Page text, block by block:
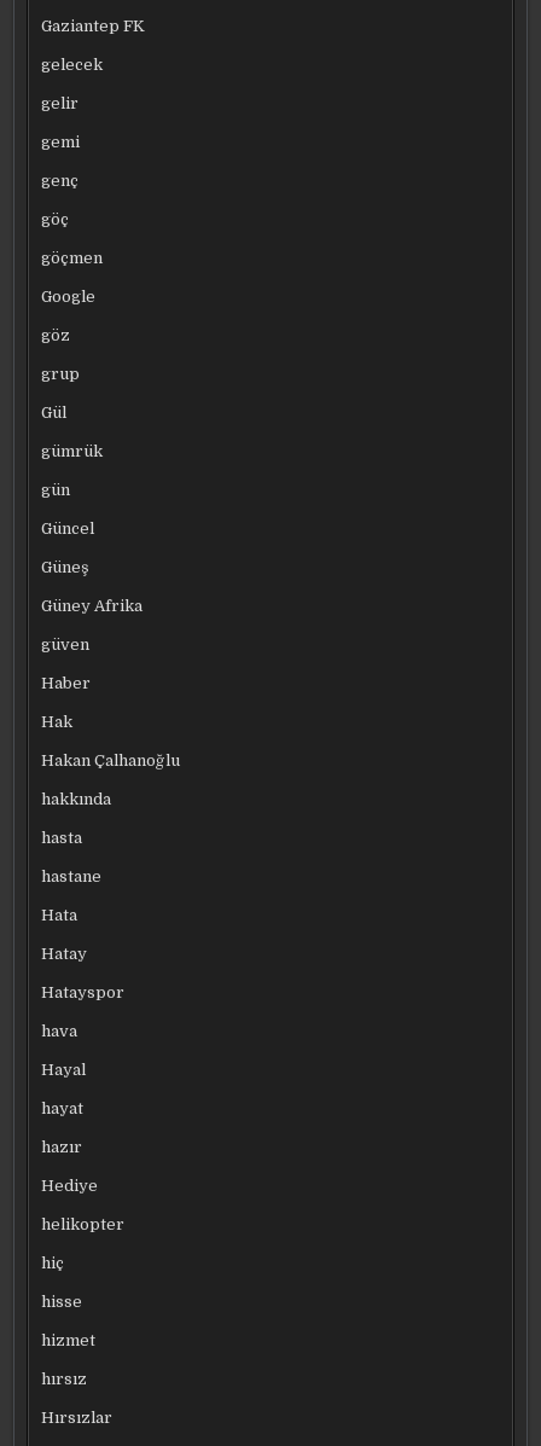
Gaziantep FK
gelecek
gelir
gemi
genç
göç
göçmen
Google
göz
grup
Gül
gümrük
gün
Güncel
Güneş
Güney Afrika
güven
Haber
Hak
Hakan Çalhanoğlu
hakkında
hasta
hastane
Hata
Hatay
Hatayspor
hava
Hayal
hayat
hazır
Hediye
helikopter
hiç
hisse
hizmet
hırsız
Hırsızlar